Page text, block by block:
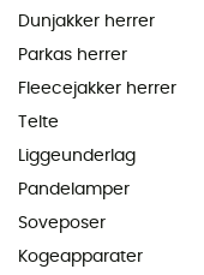
Dunjakker herrer
Parkas herrer
Fleecejakker herrer
Telte
Liggeunderlag
Pandelamper
Soveposer
Kogeapparater